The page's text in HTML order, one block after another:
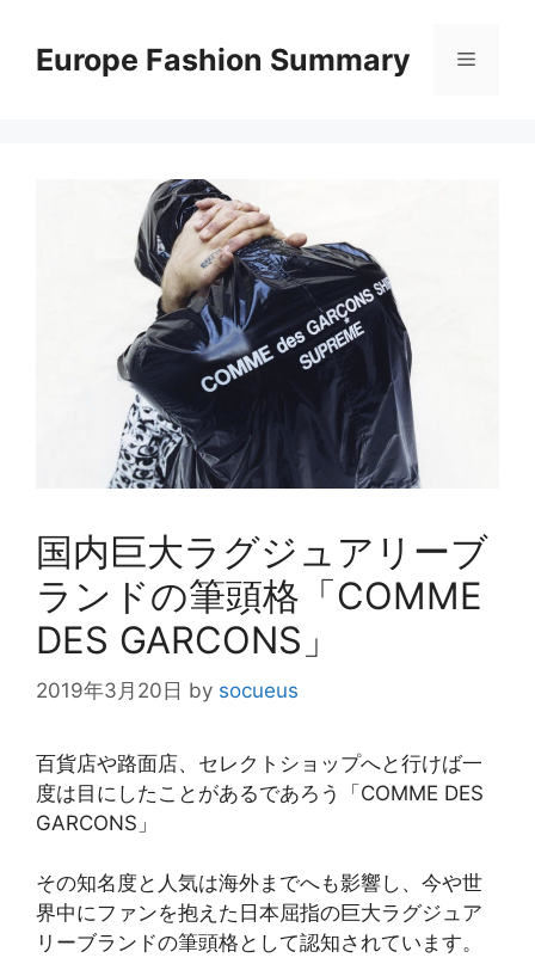
Europe Fashion Summary メ
国内巨大ラグジュアリーブ
ランドの筆頭格「COMME
DES GARCONS」
2019年3月20日 by socueus
百貨店や路面店、セレクトショップへと行けば一
度は目にしたことがあるであろう「COMME DES
GARCONS」
その知名度と人気は海外までへも影響し、今や世
界中にファンを抱えた日本屈指の巨大ラグジュア
リーブランドの筆頭格として認知されています。